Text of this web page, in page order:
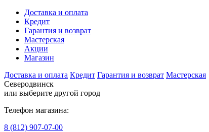
Доставка и оплата
Кредит
Гарантия и возврат
Мастерская
Акции
Магазин
Доставка и оплата Кредит Гарантия и возврат Мастерская
Северодвинск
или выберите другой город
Телефон магазина:
8 (812) 907-07-00